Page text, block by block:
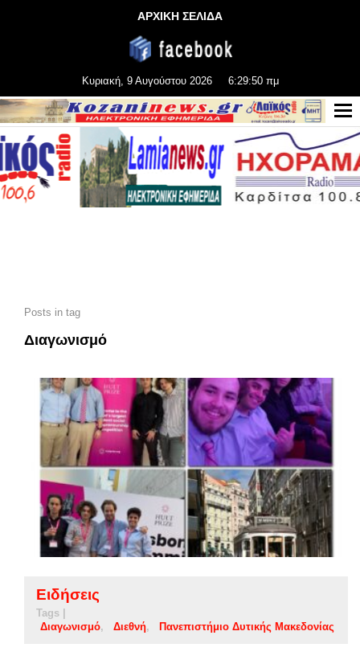
ΑΡΧΙΚΗ ΣΕΛΙΔΑ
Κυριακή, 9 Αυγούστου 2026 6:29:51 πμ
Posts in tag
Διαγωνισμό
Ειδήσεις
Tags |
Διαγωνισμό
Διεθνή Πανεπιστήμιο Δυτικής Μακεδονίας